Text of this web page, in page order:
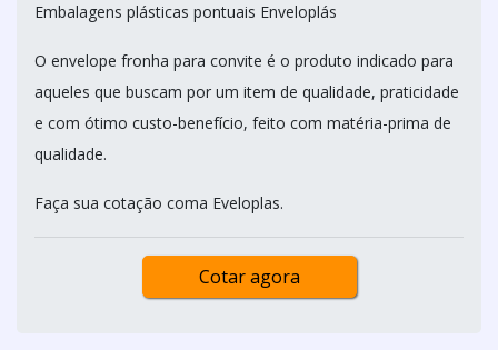
Embalagens plásticas pontuais Enveloplás
O envelope fronha para convite é o produto indicado para
aqueles que buscam por um item de qualidade, praticidade
e com ótimo custo-benefício, feito com matéria-prima de
qualidade.
Faça sua cotação coma Eveloplas.
Cotar agora